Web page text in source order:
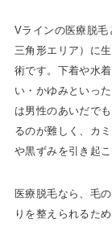
Vラインの医療脱毛
三角形エリア）に
術です。下着や水
い・かゆみといっ
は男性のあいだで
るのが難しく、カ
や黒ずみを引き起
医療脱毛なら、毛
りを整えられるた